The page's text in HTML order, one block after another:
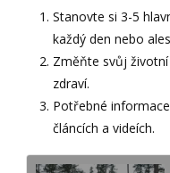
Stanovte si 3-5
každý den nebo
Změňte svůj
zdraví.
Potřebné
článcích a videích.